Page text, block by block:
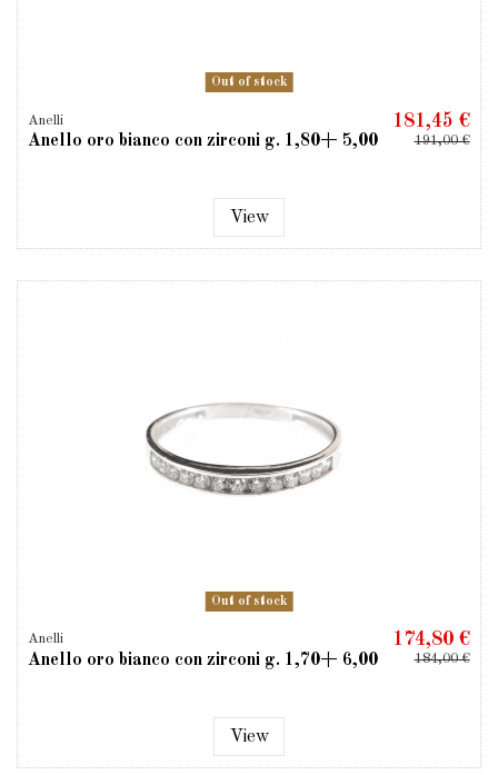
Out of stock
Anelli
Anello oro bianco con zirconi g. 1,80+ 5,00
181,45 €
191,00 €
View
Out of stock
Anelli
Anello oro bianco con zirconi g. 1,70+ 6,00
174,80 €
184,00 €
View